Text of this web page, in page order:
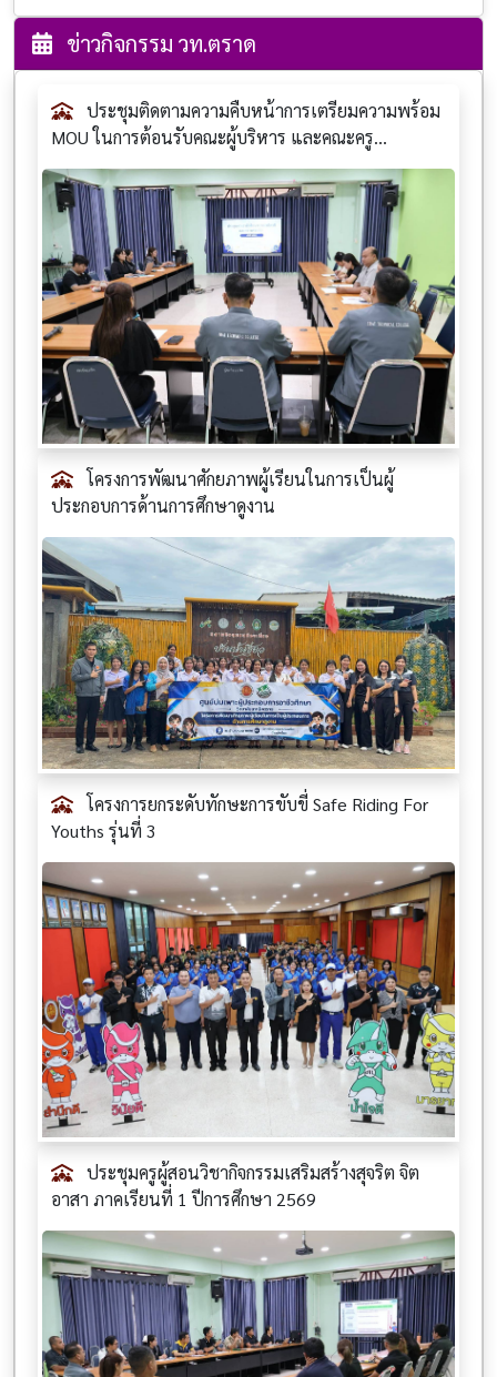
ข่าวกิจกรรม วท.ตราด
ประชุมติดตามความคืบหน้าการเตรียมความพร้อม
MOU ในการต้อนรับคณะผู้บริหาร และคณะครู...
โครงการพัฒนาศักยภาพผู้เรียนในการเป็นผู้
ประกอบการด้านการศึกษาดูงาน
โครงการยกระดับทักษะการขับขี่ Safe Riding For
Youths รุ่นที่ 3
ประชุมครูผู้สอนวิชากิจกรรมเสริมสร้างสุจริต จิต
อาสา ภาคเรียนที่ 1 ปีการศึกษา 2569